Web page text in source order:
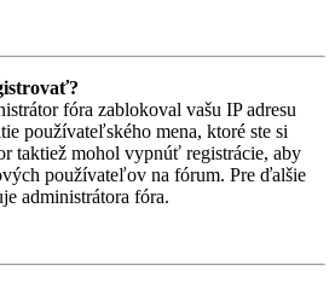
fóra zablokoval vašu IP adresu
používateľského mena, ktoré ste si
taktiež mohol vypnúť registrácie, aby
používateľov na fórum. Pre ďalšie
administrátora fóra.